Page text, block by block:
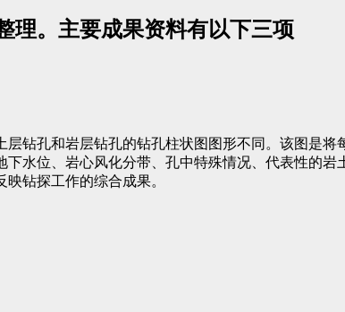
理。主要成果资料有以下三项
钻孔和岩层钻孔的钻孔柱状图图形不同。该图是
水位、岩心风化分带、孔中特殊情况、代表性的
映钻探工作的综合成果。